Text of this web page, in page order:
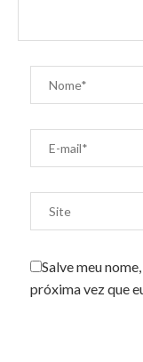
Salve meu
próxima vez que